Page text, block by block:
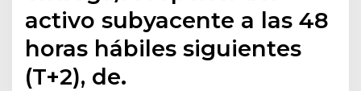
activo subyacente a las 48
horas hábiles siguientes
(T+2), de.